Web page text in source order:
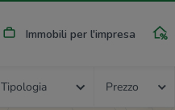
Immobili per l'impresa
Tipologia Prezzo